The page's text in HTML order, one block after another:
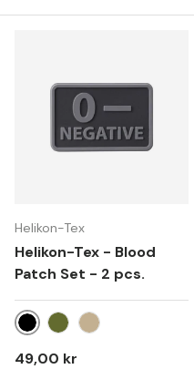
Helikon-Tex
Helikon-Tex - Blood
Patch Set - 2 pcs.
SortOlivenKhaki
Normal pris
49,00 kr